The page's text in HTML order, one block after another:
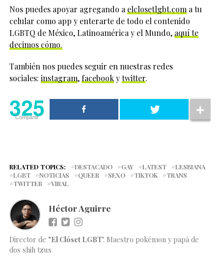
Nos puedes apoyar agregando a elclosetlgbt.com a tu
celular como app y enterarte de todo el contenido
LGBTQ de México, Latinoamérica y el Mundo, aquí te
decimos cómo.
También nos puedes seguir en nuestras redes
sociales: instagram, facebookytwitter.
325
Compartir
RELATED TOPICS: DESTACADO GAY LATEST
LESBIANA
LGBT
NOTICIAS QUEER SEXO TIKTOK
TRANS
TWITTER
VIRAL
Héctor Aguirre
Director de "El Clóset LGBT". Maestro pokémon y papá de
dos shih tzus